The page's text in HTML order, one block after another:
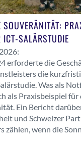
SOUVERÄNITÄT:
ICT-SALÄRSTUDIE
erforderte die
die
Was als
als Praxisbeispiel
Ein Bericht
und Schweizer
zählen, wenn die